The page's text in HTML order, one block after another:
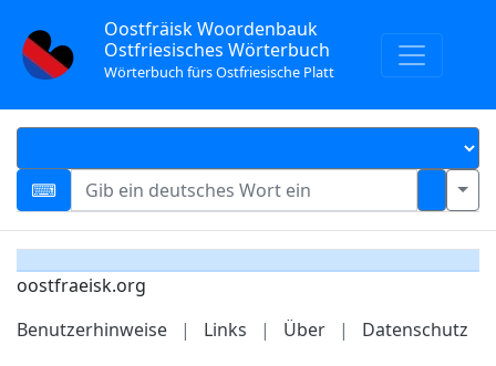
Oostfräisk Woordenbauk
Ostfriesisches Wörterbuch
Wörterbuch fürs Ostfriesische Platt
oostfraeisk.org
Benutzerhinweise
| Links | Über | Datenschutz